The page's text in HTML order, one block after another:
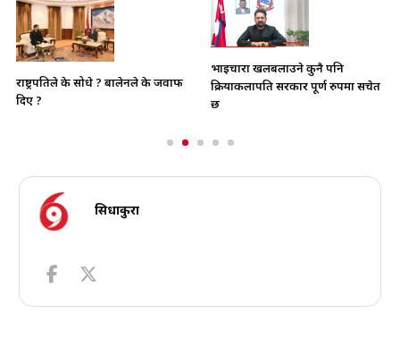
राष्ट्रपतिले के सोधे ? बालेनले के जवाफ
दिए ?
भाइचारा खलबलाउने कुनै पनि
क्रियाकलापप्रति सरकार पूर्ण रुपमा सचेत
छ
सिधाकुरा